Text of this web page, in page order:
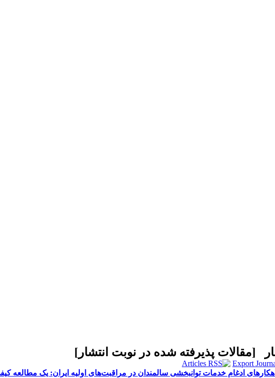
[مقالات پذیرفته شده در نوبت انتشار ]
ادغام خدمات توانبخشی سالمندان در مراقبت‌های اولیه ایران: یک مطالعه